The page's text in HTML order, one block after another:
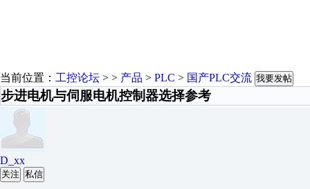
当前位置： 工控论坛 > > 产品 > PLC > 国产PLC交流 我要发帖
步进电机与伺服电机控制器选择参考
D_xx
关注 私信